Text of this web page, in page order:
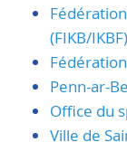
(FIKB/IKBF)
Penn-ar-
Office du
Ville de